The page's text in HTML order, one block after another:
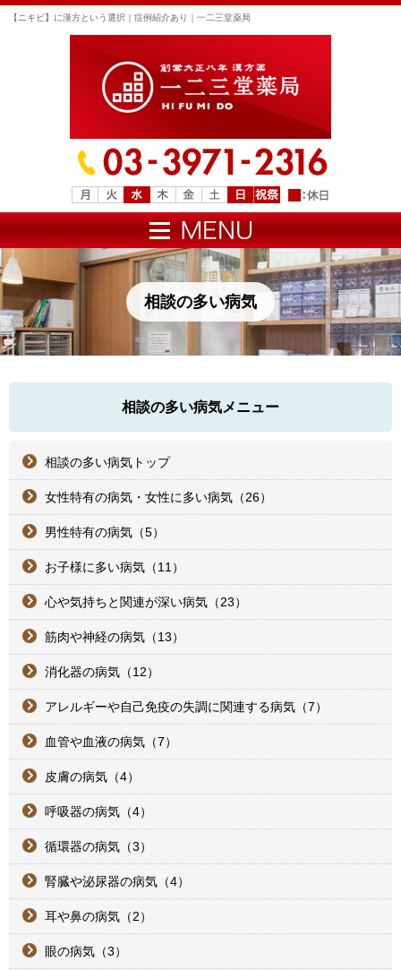
【ニキビ】に漢方という選択｜症例紹介あり｜一二三堂薬局
相談の多い病気
相談の多い病気メニュー
相談の多い病気トップ
女性特有の病気・女性に多い病気（26）
男性特有の病気（5）
お子様に多い病気（11）
心や気持ちと関連が深い病気（23）
筋肉や神経の病気（13）
消化器の病気（12）
アレルギーや自己免疫の失調に関連する病気（7）
血管や血液の病気（7）
皮膚の病気（4）
呼吸器の病気（4）
循環器の病気（3）
腎臓や泌尿器の病気（4）
耳や鼻の病気（2）
眼の病気（3）